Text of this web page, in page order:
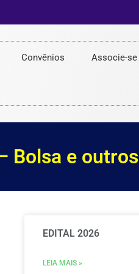
Convênios Associe-se
Bolsa e outros
EDITAL 2026
LEIA MAIS »